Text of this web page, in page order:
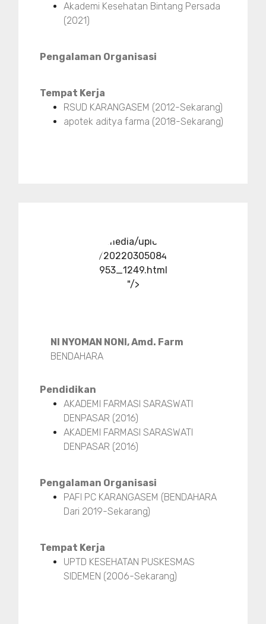
Akademi Kesehatan Bintang Persada
(2021)
Pengalaman Organisasi
Tempat Kerja
RSUD KARANGASEM (2012-Sekarang)
apotek aditya farma (2018-Sekarang)
../media/upload
/20220305084
953_1249.html
"/>
NI NYOMAN NONI, Amd. Farm
BENDAHARA
Pendidikan
AKADEMI FARMASI SARASWATI
DENPASAR (2016)
AKADEMI FARMASI SARASWATI
DENPASAR (2016)
Pengalaman Organisasi
PAFI PC KARANGASEM (BENDAHARA
Dari 2019-Sekarang)
Tempat Kerja
UPTD KESEHATAN PUSKESMAS
SIDEMEN (2006-Sekarang)